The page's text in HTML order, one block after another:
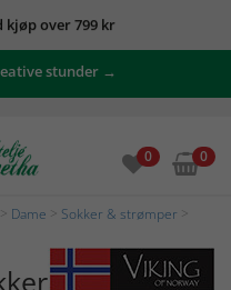
over 799 kr
stunder →
0 0
Dame Sokker & strømper